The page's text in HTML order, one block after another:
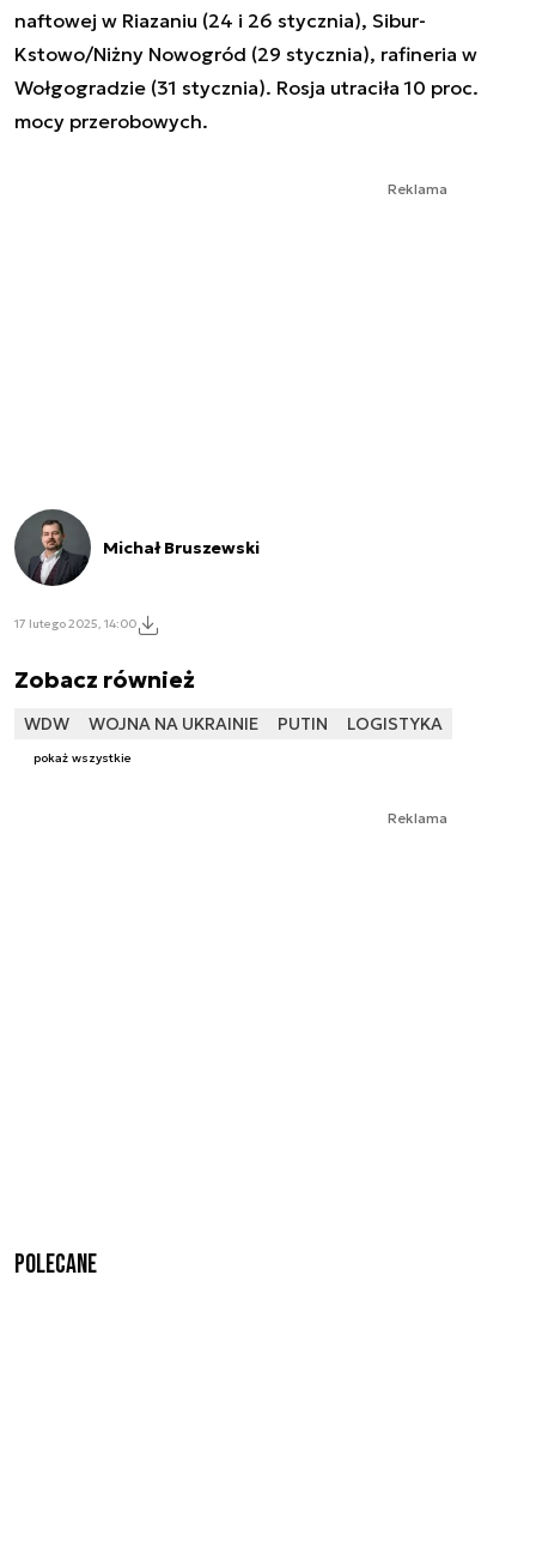
naftowej w Riazaniu (24 i 26 stycznia), Sibur-
Kstowo/Niżny Nowogród (29 stycznia), rafineria w
Wołgogradzie (31 stycznia). Rosja utraciła 10 proc.
mocy przerobowych.
Reklama
Michał Bruszewski
17 lutego 2025, 14:00
Zobacz również
WDW WOJNA NA UKRAINIE PUTIN LOGISTYKA
pokaż wszystkie
Reklama
Polecane